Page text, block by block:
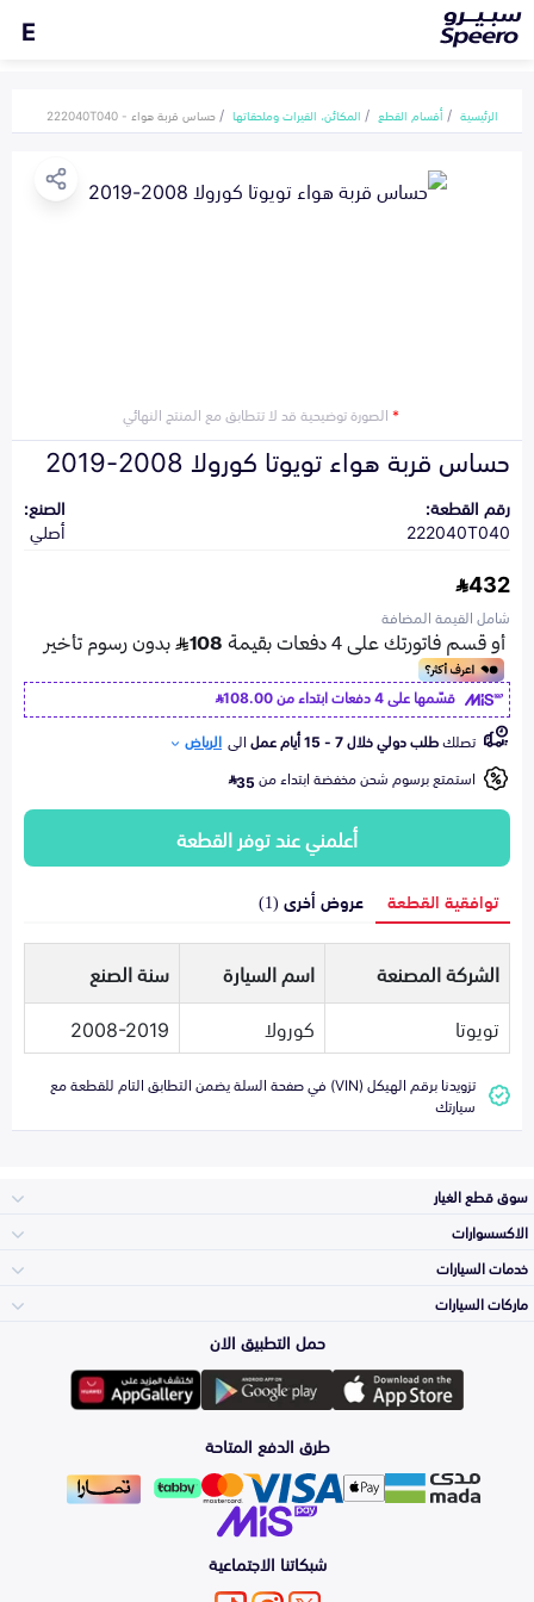
E
الرئيسية أقسام القطع المكائن، القيرات وملحقاتها حساس قربة هواء - 222040T040
*الصورة توضيحية قد لا تتطابق مع المنتج النهائي
حساس قربة هواء تويوتا كورولا 2008-2019
رقم القطعة:
222040T040
الصنع:
أصلي
432
شامل القيمة المضافة
قسّمها على 4 دفعات ابتداء من
108.00
تصلكطلب دولي خلال 7 - 15 أيام عمل الى الرياض
استمتع برسوم شحن مخفضة ابتداء من35
أعلمني عند توفر القطعة
توافقية القطعة عروض أخرى (1)
الشركة المصنعة اسم السيارة
سنة الصنع
تويوتا
كورولا 2008-2019
تزويدنا برقم الهيكل (VIN) في صفحة السلة يضمن التطابق التام للقطعة مع
سيارتك
سوق قطع الغيار
المكائن، القيرات
وملحقاتها
الشمعات
والاصطبات (الاضاءة)
الفرامل والأقمشة
الاكسسوارات
لوازم الرحلات
اكسسوارات العناية
الزيوت و السوائل
خدمات السيارات
الأكثر مبيعاً
التلميع والعناية
ماركات السيارات
تويوتا
هيونداي
كيا
حمل التطبيق الان
طرق الدفع المتاحة
شبكاتنا الاجتماعية